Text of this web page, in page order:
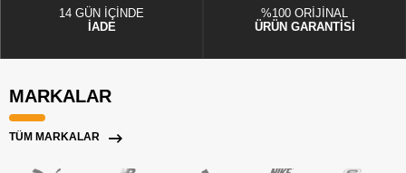
14 GÜN İÇİNDE
İADE
%100 ORİJİNAL
ÜRÜN GARANTİSİ
MARKALAR
TÜM MARKALAR